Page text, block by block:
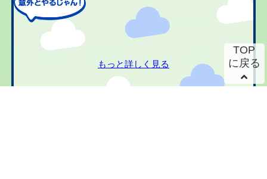
もっと詳しく見る
TOP
に戻る